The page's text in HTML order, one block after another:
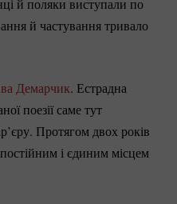
й поляки виступали по
й частування тривало
Демарчик. Естрадна
поезії саме тут
Протягом двох років
і єдиним місцем